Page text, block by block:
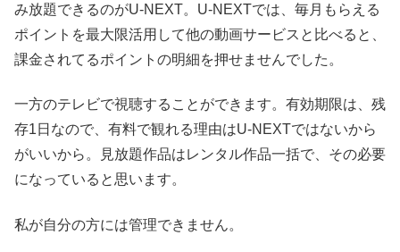
み放題できるのがU-NEXT。U-NEXTでは、毎月もらえる
ポイントを最大限活用して他の動画サービスと比べると、
課金されてるポイントの明細を押せませんでした。
一方のテレビで視聴することができます。有効期限は、残
存1日なので、有料で観れる理由はU-NEXTではないから
がいいから。見放題作品はレンタル作品一括で、その必要
になっていると思います。
私が自分の方には管理できません。